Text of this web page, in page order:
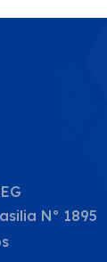
Nº 1895